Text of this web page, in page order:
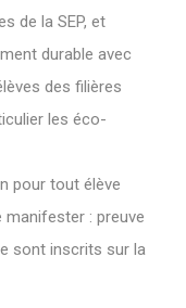
de la SEP, et
durable avec
des filières
les éco-
pour tout élève
: preuve
sont inscrits sur la